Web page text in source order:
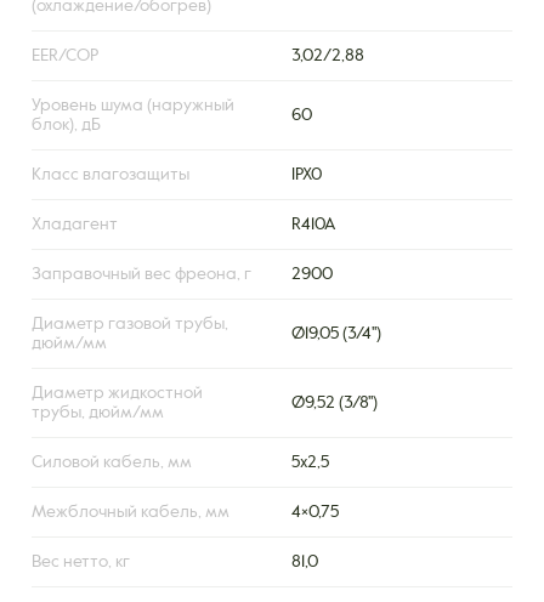
(охлаждение/обогрев)
EER/COP 3,02/2,88
Уровень шума (наружный
блок), дБ
60
Класс влагозащиты IPX0
Хладагент R410A
Заправочный вес фреона, г 2900
Диаметр газовой трубы,
дюйм/мм
Ø19,05 (3/4'')
Диаметр жидкостной
трубы, дюйм/мм
Ø9,52 (3/8'')
Силовой кабель, мм 5х2,5
Межблочный кабель, мм 4×0,75
Вес нетто, кг 81,0